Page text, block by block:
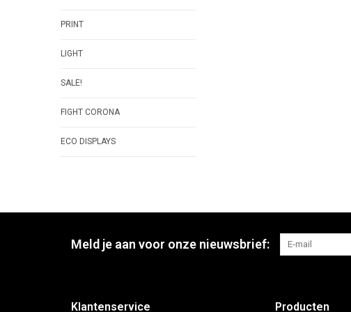
PRINT
LIGHT
SALE!
FIGHT CORONA
ECO DISPLAYS
Meld je aan voor onze nieuwsbrief:
Klantenservice Producten